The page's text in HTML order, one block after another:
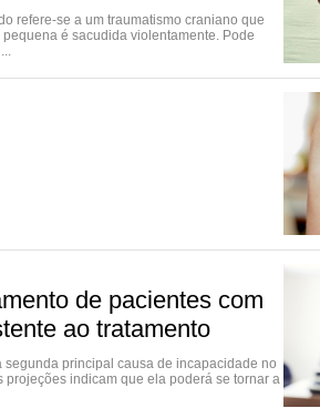
refere-se a um traumatismo craniano que
é sacudida violentamente. Pode
de pacientes com
ao tratamento
segunda principal causa de incapacidade no
projeções indicam que ela poderá se tornar a